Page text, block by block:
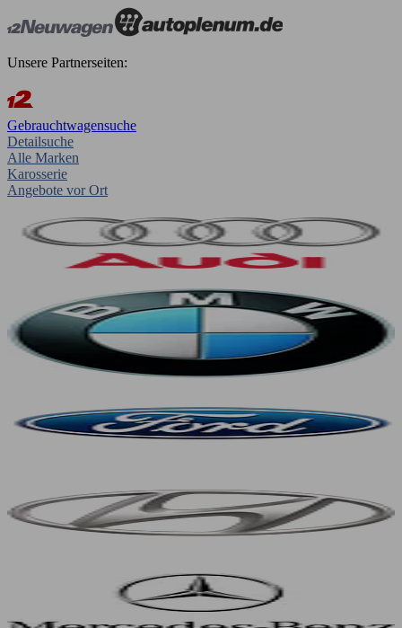
Unsere Partnerseiten:
Gebrauchtwagensuche
Detailsuche
Alle Marken
Karosserie
Angebote vor Ort